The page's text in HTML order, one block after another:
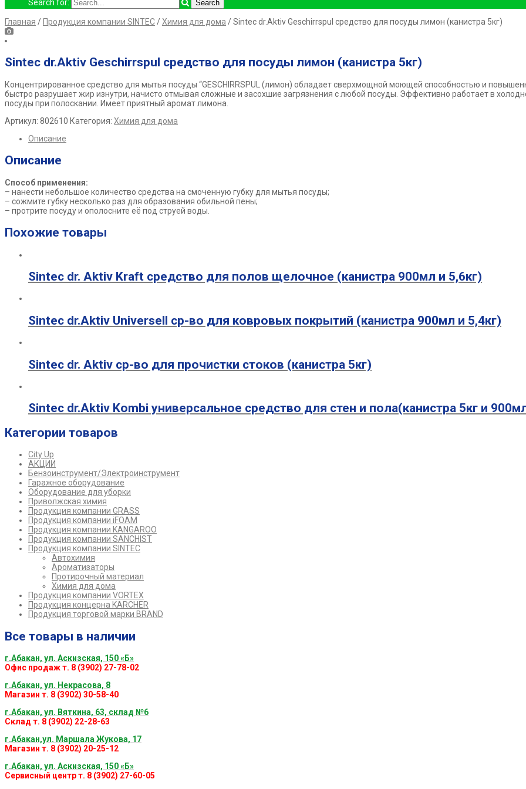
Search for:
Главная / Продукция компании SINTEC /Химия для дома / Sintec dr.Aktiv Geschirrspul средство для посуды лимон (канистра 5кг)
Sintec dr.Aktiv Geschirrspul средство для посуды лимон (канистра 5кг)
Концентрированное средство для мытья посуды “GESCHIRRSPUL (лимон) обладает сверхмощной моющей способностью и
быстро разрушает жир изнутри, начисто отмывая сложные и засохшие загрязнения с любой посуды. Эффективно работает в
посуды при полоскании. Имеет приятный аромат лимона.
Артикул: 802610 Категория: Химия для дома
Описание
Описание
Способ применения:
– нанести небольшое количество средства на смоченную губку для мытья посуды;
– сожмите губку несколько раз для образования обильной пены;
– протрите посуду и ополосните её под струей воды.
Похожие товары
Sintec dr. Aktiv Kraft средство для полов щелочное (канистра 900мл и 5,6кг)
Sintec dr.Aktiv Universell ср-во для ковровых покрытий (канистра 900мл и 5,4кг)
Sintec dr. Aktiv ср-во для прочистки стоков (канистра 5кг)
Sintec dr.Aktiv Kombi универсальное средство для стен и пола(канистра 5кг и
Категории товаров
City Up
АКЦИИ
Бензоинструмент/Электроинструмент
Гаражное оборудование
Оборудование для уборки
Приволжская химия
Продукция компании GRASS
Продукция компании iFOAM
Продукция компании KANGAROO
Продукция компании SANCHIST
Продукция компании SINTEC
Автохимия
Ароматизаторы
Протирочный материал
Химия для дома
Продукция компании VORTEX
Продукция концерна KARCHER
Продукция торговой марки BRAND
Все товары в наличии
г.Абакан, ул. Аскизская, 150 «Б»
Офис продаж т. 8 (3902) 27-78-02
г.Абакан, ул. Некрасова, 8
Магазин т. 8 (3902) 30-58-40
г.Абакан, ул. Вяткина, 63, склад №6
Склад т. 8 (3902) 22-28-63
г.Абакан,ул. Маршала Жукова, 17
Магазин т. 8 (3902) 20-25-12
г.Абакан, ул. Аскизская, 150 «Б»
Сервисный центр т. 8 (3902) 27-60-05